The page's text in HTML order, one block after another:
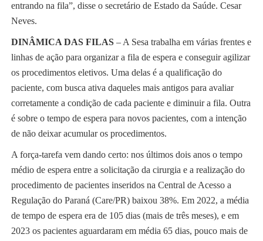
entrando na fila”, disse o secretário de Estado da Saúde. Cesar
Neves.
DINÂMICA DAS FILAS– A Sesa trabalha em várias frentes e
linhas de ação para organizar a fila de espera e conseguir agilizar
os procedimentos eletivos. Uma delas é a qualificação do
paciente, com busca ativa daqueles mais antigos para avaliar
corretamente a condição de cada paciente e diminuir a fila. Outra
é sobre o tempo de espera para novos pacientes, com a intenção
de não deixar acumular os procedimentos.
A força-tarefa vem dando certo: nos últimos dois anos o tempo
médio de espera entre a solicitação da cirurgia e a realização do
procedimento de pacientes inseridos na Central de Acesso a
Regulação do Paraná (Care/PR) baixou 38%. Em 2022, a média
de tempo de espera era de 105 dias (mais de três meses), e em
2023 os pacientes aguardaram em média 65 dias, pouco mais de